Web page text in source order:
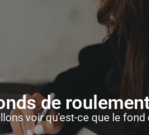
de
voir qu'est-ce que le